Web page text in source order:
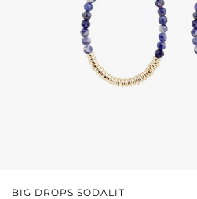
BIG DROPS SODALIT